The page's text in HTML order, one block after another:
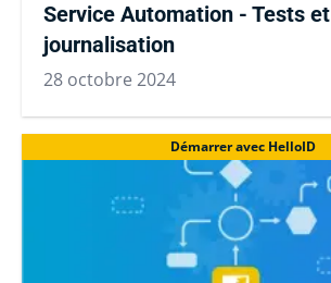
Service Automation - Tests et
journalisation
28 octobre 2024
Démarrer avec HelloID